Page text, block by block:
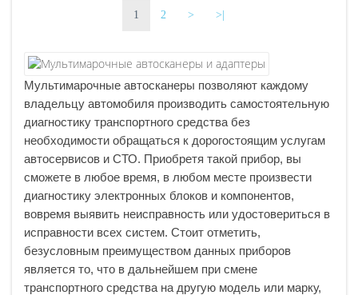
1 2 > >|
Мультимарочные автосканеры позволяют каждому
владельцу автомобиля производить самостоятельную
диагностику транспортного средства без
необходимости обращаться к дорогостоящим услугам
автосервисов и СТО. Приобретя такой прибор, вы
сможете в любое время, в любом месте произвести
диагностику электронных блоков и компонентов,
вовремя выявить неисправность или удостовериться в
исправности всех систем. Стоит отметить,
безусловным преимуществом данных приборов
является то, что в дальнейшем при смене
транспортного средства на другую модель или марку,